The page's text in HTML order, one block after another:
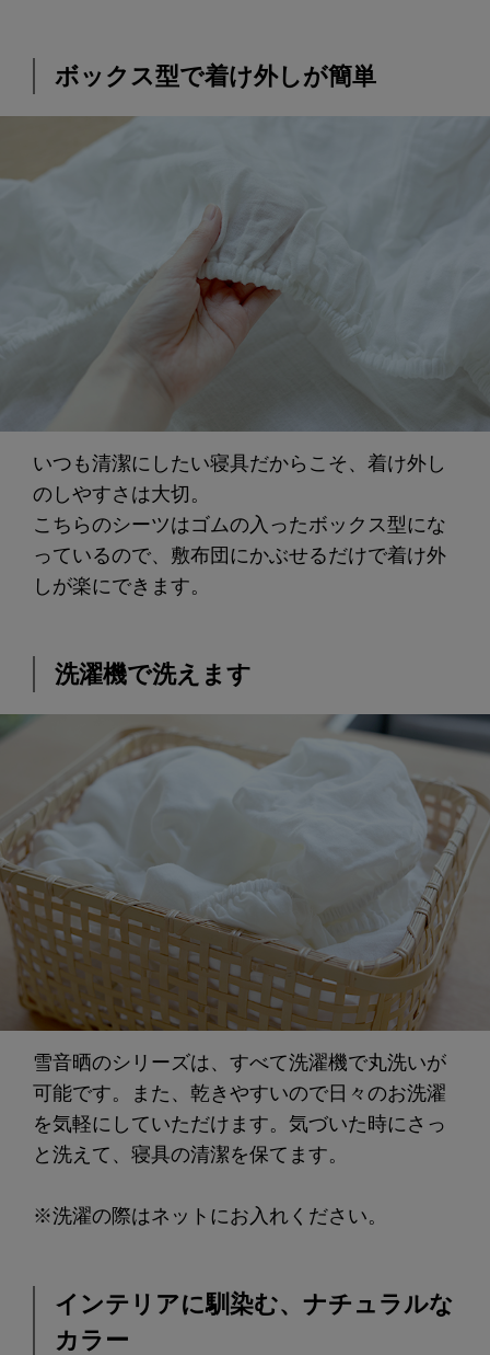
ボックス型で着け外しが簡単
いつも清潔にしたい寝具だからこそ、着け外し
のしやすさは大切。
こちらのシーツはゴムの入ったボックス型にな
っているので、敷布団にかぶせるだけで着け外
しが楽にできます。
洗濯機で洗えます
雪音晒のシリーズは、すべて洗濯機で丸洗いが
可能です。また、乾きやすいので日々のお洗濯
を気軽にしていただけます。気づいた時にさっ
と洗えて、寝具の清潔を保てます。
※洗濯の際はネットにお入れください。
インテリアに馴染む、ナチュラルな
カラー